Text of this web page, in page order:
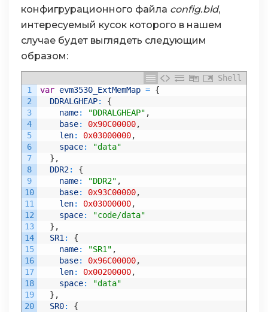
конфигрурационного файла config.bld,
интересуемый кусок которого в нашем
случае будет выглядеть следующим
образом:
Shell
1
2
3
4
5
6
7
8
9
10
11
12
13
14
15
16
17
18
19
20
var evm3530_ExtMemMap = {
DDRALGHEAP:
{
name: "DDRALGHEAP" ,
base: 0x90C00000,
len: 0x03000000,
space:
"data"
} ,
DDR2:
{
name: "DDR2" ,
base: 0x93C00000,
len: 0x03000000,
space:
"code/data"
} ,
SR1 :
{
name: "SR1" ,
base: 0x96C00000,
len: 0x00200000,
space:
"data"
} ,
SR0:
{